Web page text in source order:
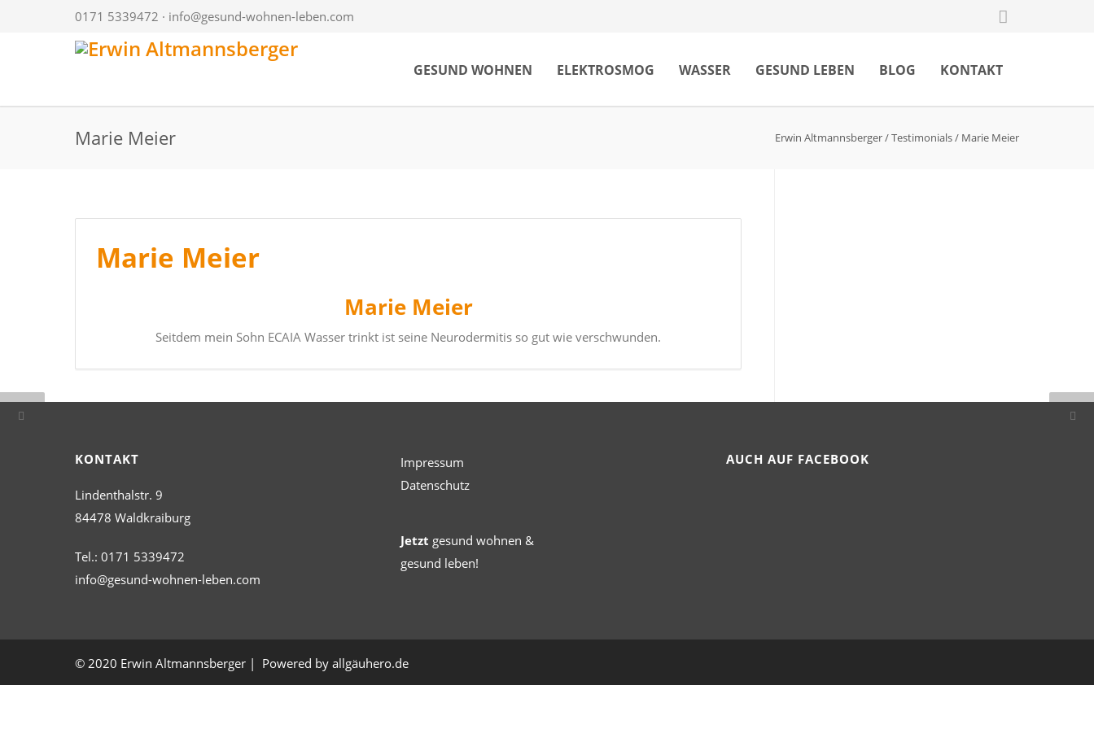
0171 5339472 · info@gesund-wohnen-leben.com
GESUND WOHNEN ELEKTROSMOG WASSER GESUND LEBEN BLOG KONTAKT
Marie Meier Erwin Altmannsberger/Testimonials/ Marie Meier
Marie Meier
Marie Meier
Seitdem mein Sohn ECAIA Wasser trinkt ist seine Neurodermitis so gut wie verschwunden.
KONTAKT
Lindenthalstr. 9
84478 Waldkraiburg
Tel.: 0171 5339472
info@gesund-wohnen-leben.com
Impressum
Datenschutz
Jetzt gesund wohnen &
gesund leben!
AUCH AUF FACEBOOK
© 2020 Erwin Altmannsberger | Powered by allgäuhero.de